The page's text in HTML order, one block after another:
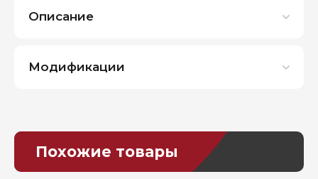
Описание
Модификации
Похожие товары